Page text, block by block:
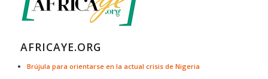
AFRICAYE.ORG
Brújula para orientarse en la actual crisis de Nigeria